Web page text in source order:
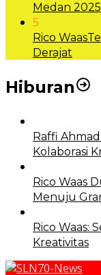
Medan 2025
5
Rico
Derajat
Hiburan
Raffi
Kolaborasi
Rico Waas
Menuju
Rico Waas:
Kreativitas